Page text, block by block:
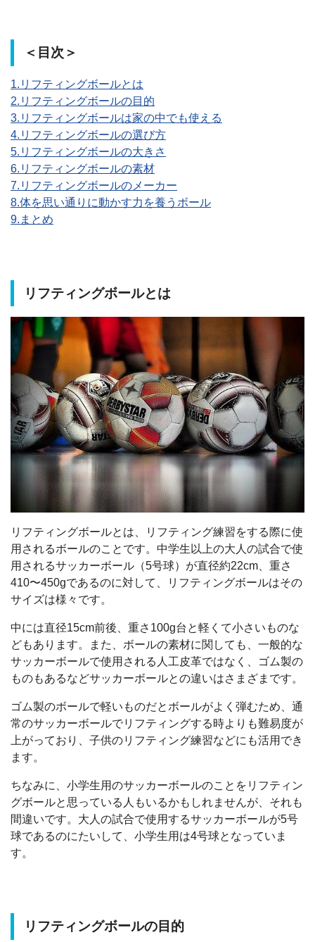
＜目次＞
1.リフティングボールとは
2.リフティングボールの目的
3.リフティングボールは家の中でも使える
4.リフティングボールの選び方
5.リフティングボールの大きさ
6.リフティングボールの素材
7.リフティングボールのメーカー
8.体を思い通りに動かす力を養うボール
9.まとめ
リフティングボールとは
リフティングボールとは、リフティング練習をする際に使
用されるボールのことです。中学生以上の大人の試合で使
用されるサッカーボール（5号球）が直径約22cm、重さ
410〜450gであるのに対して、リフティングボールはその
サイズは様々です。
中には直径15cm前後、重さ100g台と軽くて小さいものな
どもあります。また、ボールの素材に関しても、一般的な
サッカーボールで使用される人工皮革ではなく、ゴム製の
ものもあるなどサッカーボールとの違いはさまざまです。
ゴム製のボールで軽いものだとボールがよく弾むため、通
常のサッカーボールでリフティングする時よりも難易度が
上がっており、子供のリフティング練習などにも活用でき
ます。
ちなみに、小学生用のサッカーボールのことをリフティン
グボールと思っている人もいるかもしれませんが、それも
間違いです。大人の試合で使用するサッカーボールが5号
球であるのにたいして、小学生用は4号球となっていま
す。
リフティングボールの目的